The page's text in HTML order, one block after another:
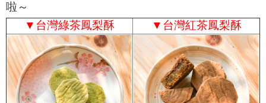
啦～
▼ 台灣綠茶鳳梨酥 ▼ 台灣紅茶鳳梨酥